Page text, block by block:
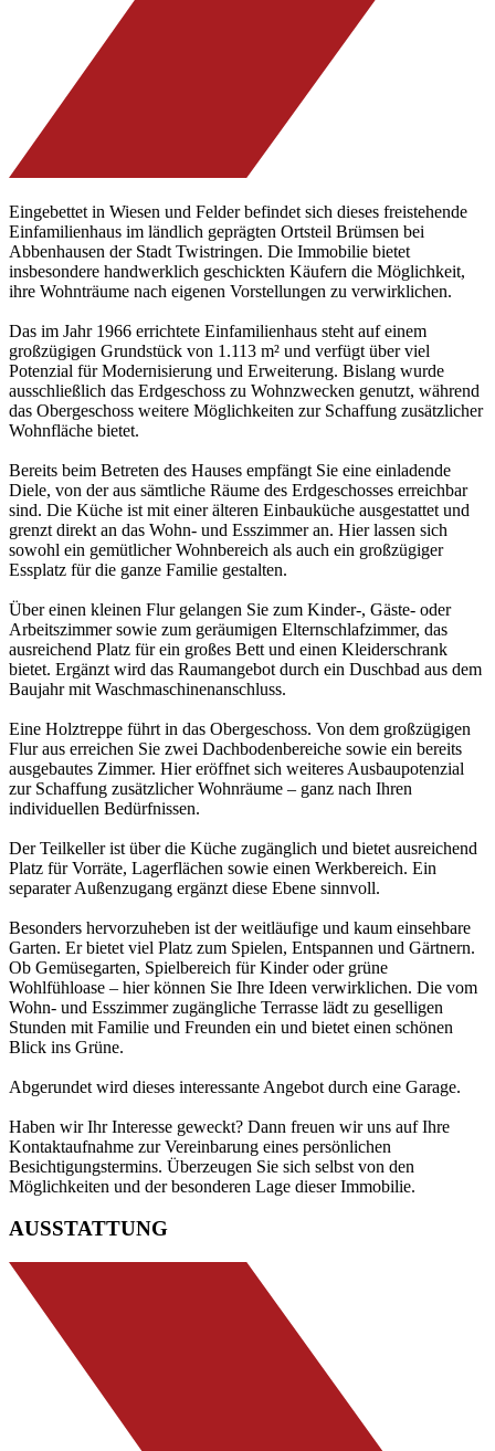
Eingebettet in Wiesen und Felder befindet sich dieses freistehende
Einfamilienhaus im ländlich geprägten Ortsteil Brümsen bei
Abbenhausen der Stadt Twistringen. Die Immobilie bietet
insbesondere handwerklich geschickten Käufern die Möglichkeit,
ihre Wohnträume nach eigenen Vorstellungen zu verwirklichen.
Das im Jahr 1966 errichtete Einfamilienhaus steht auf einem
großzügigen Grundstück von 1.113 m² und verfügt über viel
Potenzial für Modernisierung und Erweiterung. Bislang wurde
ausschließlich das Erdgeschoss zu Wohnzwecken genutzt, während
das Obergeschoss weitere Möglichkeiten zur Schaffung zusätzlicher
Wohnfläche bietet.
Bereits beim Betreten des Hauses empfängt Sie eine einladende
Diele, von der aus sämtliche Räume des Erdgeschosses erreichbar
sind. Die Küche ist mit einer älteren Einbauküche ausgestattet und
grenzt direkt an das Wohn- und Esszimmer an. Hier lassen sich
sowohl ein gemütlicher Wohnbereich als auch ein großzügiger
Essplatz für die ganze Familie gestalten.
Über einen kleinen Flur gelangen Sie zum Kinder-, Gäste- oder
Arbeitszimmer sowie zum geräumigen Elternschlafzimmer, das
ausreichend Platz für ein großes Bett und einen Kleiderschrank
bietet. Ergänzt wird das Raumangebot durch ein Duschbad aus dem
Baujahr mit Waschmaschinenanschluss.
Eine Holztreppe führt in das Obergeschoss. Von dem großzügigen
Flur aus erreichen Sie zwei Dachbodenbereiche sowie ein bereits
ausgebautes Zimmer. Hier eröffnet sich weiteres Ausbaupotenzial
zur Schaffung zusätzlicher Wohnräume – ganz nach Ihren
individuellen Bedürfnissen.
Der Teilkeller ist über die Küche zugänglich und bietet ausreichend
Platz für Vorräte, Lagerflächen sowie einen Werkbereich. Ein
separater Außenzugang ergänzt diese Ebene sinnvoll.
Besonders hervorzuheben ist der weitläufige und kaum einsehbare
Garten. Er bietet viel Platz zum Spielen, Entspannen und Gärtnern.
Ob Gemüsegarten, Spielbereich für Kinder oder grüne
Wohlfühloase – hier können Sie Ihre Ideen verwirklichen. Die vom
Wohn- und Esszimmer zugängliche Terrasse lädt zu geselligen
Stunden mit Familie und Freunden ein und bietet einen schönen
Blick ins Grüne.
Abgerundet wird dieses interessante Angebot durch eine Garage.
Haben wir Ihr Interesse geweckt? Dann freuen wir uns auf Ihre
Kontaktaufnahme zur Vereinbarung eines persönlichen
Besichtigungstermins. Überzeugen Sie sich selbst von den
Möglichkeiten und der besonderen Lage dieser Immobilie.
AUSSTATTUNG